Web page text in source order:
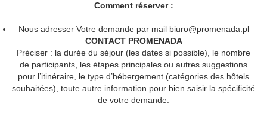
Comment réserver :
Nous adresser Votre demande par mail biuro@promenada.pl
CONTACT PROMENADA
Préciser : la durée du séjour (les dates si possible), le nombre
de participants, les étapes principales ou autres suggestions
pour l’itinéraire, le type d’hébergement (catégories des hôtels
souhaitées), toute autre information pour bien saisir la spécificité
de votre demande.